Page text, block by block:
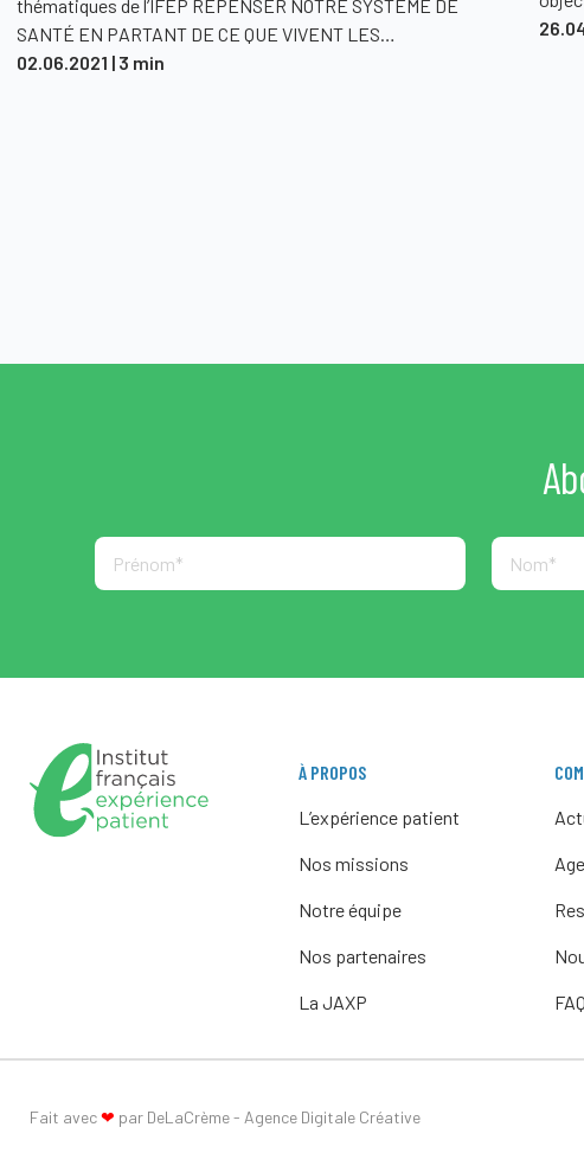
thématiques de l’IFEP REPENSER NOTRE SYSTÈME DE
SANTÉ EN PARTANT DE CE QUE VIVENT LES…
02.06.2021 | 3 min
À PROPOS
L’expérience patient
Nos missions
Notre équipe
Nos partenaires
La JAXP FAQ
Fait avec❤ par DeLaCrème - Agence Digitale Créative